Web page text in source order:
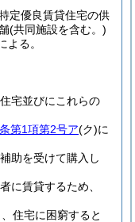
定優良賃貸住宅の供
(共同施設を含む。)
る。
宅並びにこれらの
第1項第2号ア(ク)に
助を受けて購入し
に賃貸するため、
住宅に困窮すると